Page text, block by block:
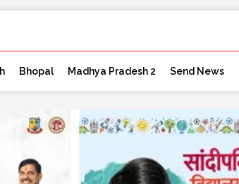
Bhopal Madhya Pradesh 2 Send News